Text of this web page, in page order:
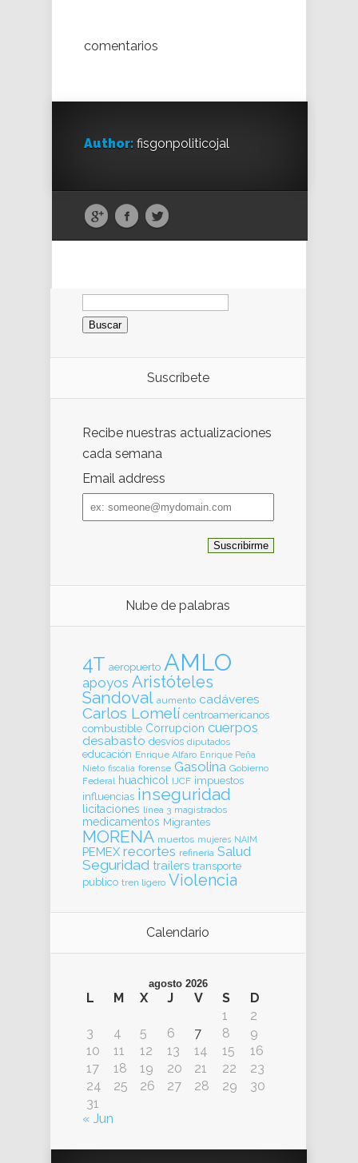
comentarios
Author: fisgonpoliticojal
Buscar:
Suscríbete
Recibe nuestras actualizaciones
cada semana
Email address
Email
address
Nube de palabras
4T aeropuerto AMLO
apoyos Aristóteles
Sandoval aumento cadáveres
Carlos Lomelí centroamericanos
combustible Corrupcion cuerpos
desabasto desvíos diputados
educación Enrique Alfaro Enrique Peña
Nieto fiscalia forense Gasolina Gobierno
Federal huachicol IJCF impuestos
influencias inseguridad
licitaciones línea 3 magistrados
medicamentos Migrantes
MORENA muertos mujeres NAIM
PEMEX recortes refinería Salud
Seguridad trailers transporte
publico tren ligero Violencia
Calendario
agosto 2026
L M X J V S
D
1
2
3
4 5 6 7 8
9
10
11 12 13 14 15
16
17
18 19 20 21 22
23
24
25 26 27 28 29
30
31
« Jun